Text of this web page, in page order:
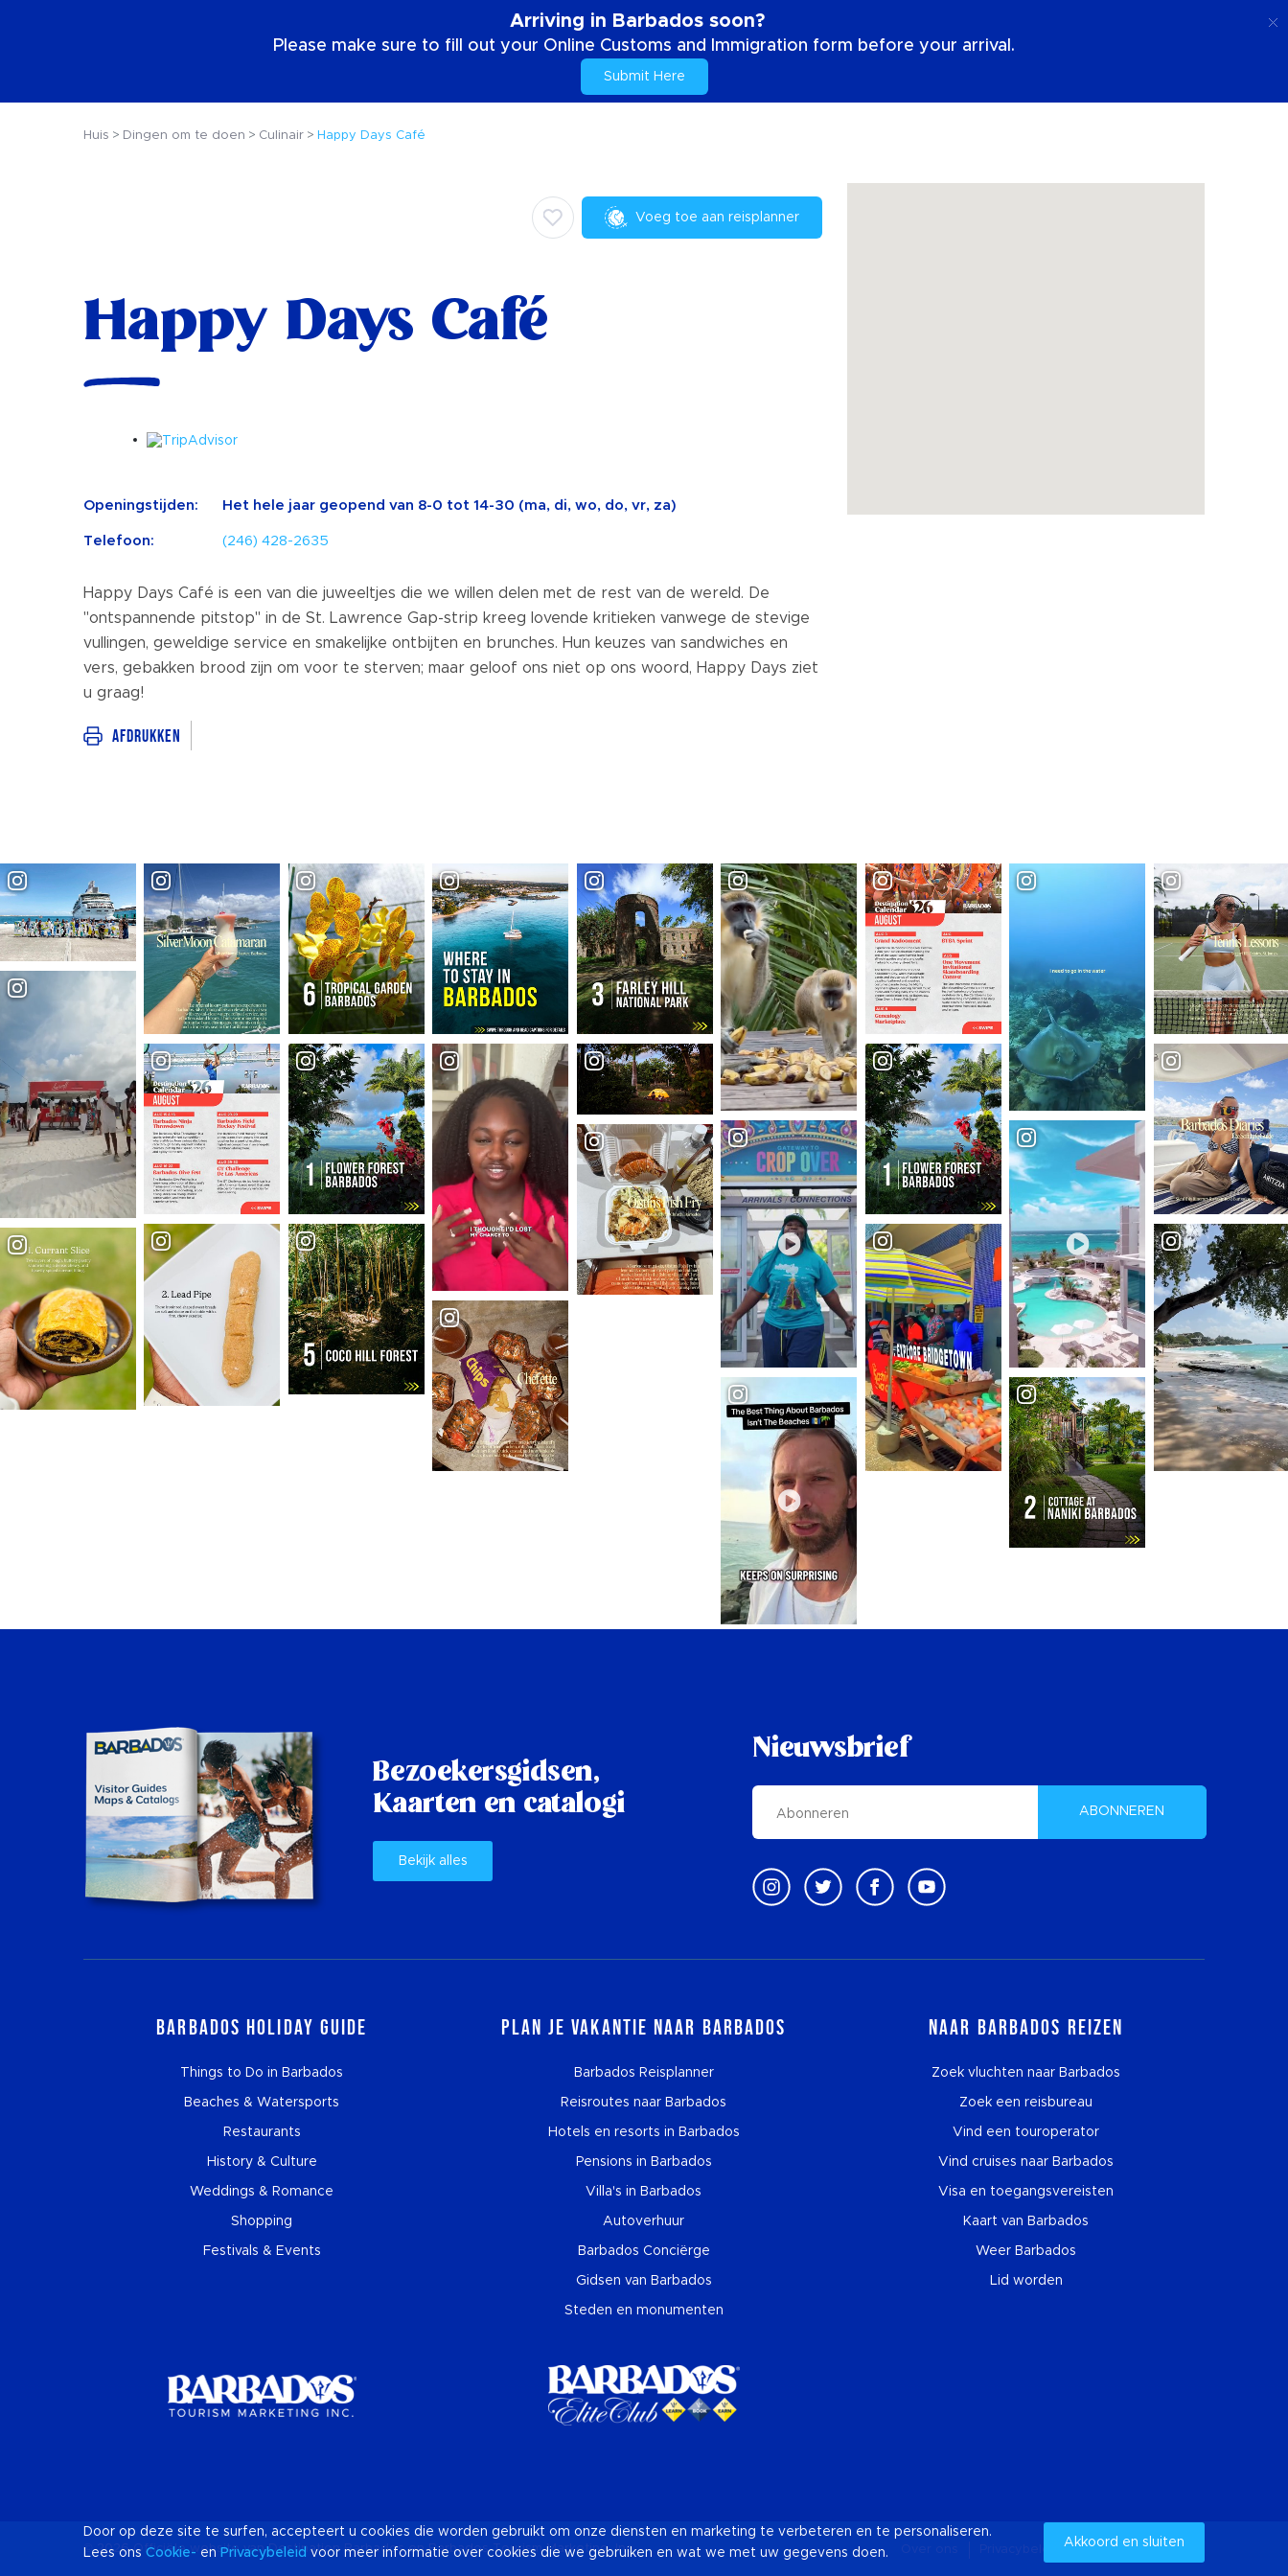
Arriving in Barbados soon?
Please make sure to fill out your Online Customs and Immigration form before your arrival.
Submit Here
Huis Dingen om te doen Culinair Happy Days Café
Voeg toe aan reisplanner
Happy Days Café
Openingstijden: Het hele jaar geopend van 8-0 tot 14-30 (ma, di, wo, do, vr, za)
Telefoon: (246) 428-2635
Happy Days Café is een van die juweeltjes die we willen delen met de rest van de wereld. De
"ontspannende pitstop" in de St. Lawrence Gap-strip kreeg lovende kritieken vanwege de stevige
vullingen, geweldige service en smakelijke ontbijten en brunches. Hun keuzes van sandwiches en
vers, gebakken brood zijn om voor te sterven; maar geloof ons niet op ons woord, Happy Days ziet
u graag!
Afdrukken
Bezoekersgidsen,
Kaarten en catalogi
Bekijk alles
Nieuwsbrief
ABONNEREN
Barbados Holiday Guide
Things to Do in Barbados
Beaches & Watersports
Restaurants
History & Culture
Weddings & Romance
Shopping
Festivals & Events
Plan je vakantie naar Barbados
Barbados Reisplanner
Reisroutes naar Barbados
Hotels en resorts in Barbados
Pensions in Barbados
Villa's in Barbados
Autoverhuur
Barbados Conciërge
Gidsen van Barbados
Steden en monumenten
Naar Barbados reizen
Zoek vluchten naar Barbados
Zoek een reisbureau
Vind een touroperator
Vind cruises naar Barbados
Visa en toegangsvereisten
Kaart van Barbados
Weer Barbados
Lid worden
© 2026 Officiële website van Destination Barbadosen Barbados Tourism Marketing, Inc Cookies Sitemap
Door op deze site te surfen, accepteert u cookies die worden gebruikt om onze diensten en marketing te verbeteren en te personaliseren.
Lees ons Cookie- en Privacybeleid voor meer informatie over cookies die we gebruiken en wat we met uw gegevens doen.
Akkoord en sluiten